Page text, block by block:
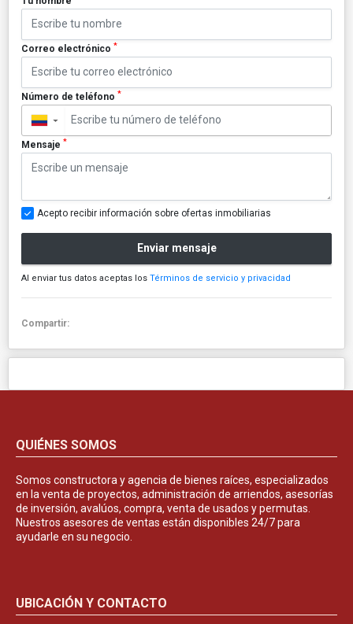
Correo electrónico *
Número de teléfono *
▼
Mensaje *
Acepto recibir información sobre ofertas inmobiliarias
Enviar mensaje
Al enviar tus datos aceptas los Términos de servicio y privacidad
Compartir:
QUIÉNES SOMOS
Somos constructora y agencia de bienes raíces, especializados
en la venta de proyectos, administración de arriendos, asesorías
de inversión, avalúos, compra, venta de usados y permutas.
Nuestros asesores de ventas están disponibles 24/7 para
ayudarle en su negocio.
UBICACIÓN Y CONTACTO